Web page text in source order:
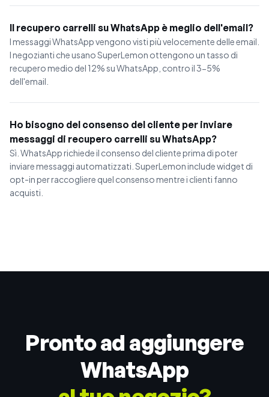
Il recupero carrelli su WhatsApp è meglio dell'email?
I messaggi WhatsApp vengono visti più velocemente delle email.
I negozianti che usano SuperLemon ottengono un tasso di
recupero medio del 12% su WhatsApp, contro il 3-5%
dell'email.
Ho bisogno del consenso del cliente per inviare
messaggi di recupero carrelli su WhatsApp?
Sì. WhatsApp richiede il consenso del cliente prima di poter
inviare messaggi automatizzati. SuperLemon include widget di
opt-in per raccogliere quel consenso mentre i clienti fanno
acquisti.
Pronto ad aggiungere
WhatsApp